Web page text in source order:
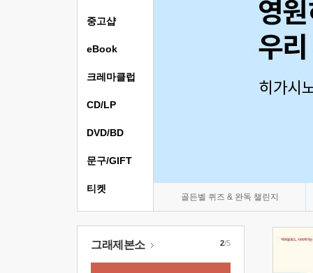
골든벨 퀴즈 & 완독 챌린지
중고샵
eBook
크레마클럽
CD/LP
DVD/BD
문구/GIFT
티켓
그래제본소 2/5